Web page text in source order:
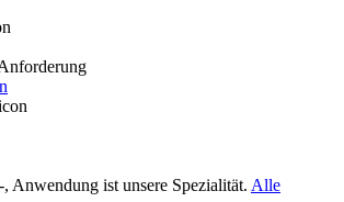
Anwendung ist unsere Spezialität. Alle